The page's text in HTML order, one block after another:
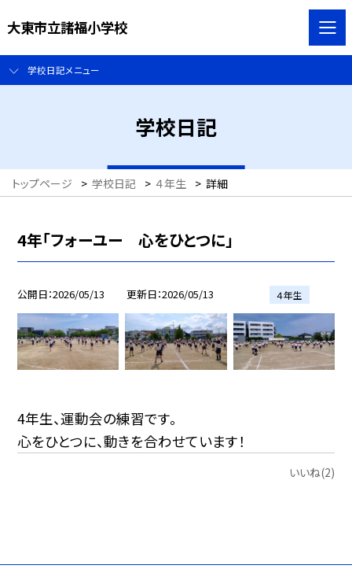
大東市立諸福小学校
学校日記メニュー
学校日記
トップページ > 学校日記 > ４年生 > 詳細
4年「フォーユー 心をひとつに」
公開日 2026/05/13 更新日 2026/05/13 ４年生
4年生、運動会の練習です。
心をひとつに、動きを合わせています！
いいね(2)